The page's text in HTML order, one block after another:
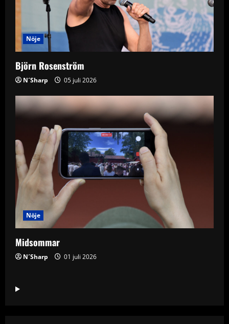
Nöje
Björn Rosenström
N´Sharp 05 juli 2026
Nöje
Midsommar
N´Sharp 01 juli 2026